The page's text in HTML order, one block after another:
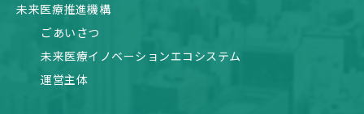
未来医療推進機構
ごあいさつ
未来医療イノベーションエコシステム
運営主体